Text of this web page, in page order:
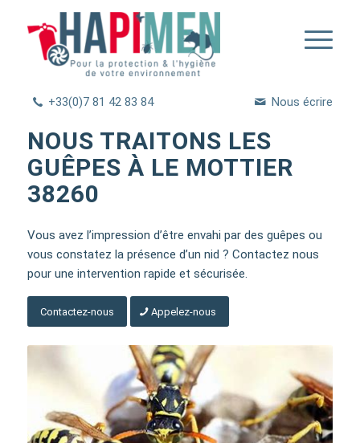
+33(0)7 81 42 83 84 Nous écrire
NOUS TRAITONS LES
GUÊPES À LE MOTTIER
38260
Vous avez l’impression d’être envahi par des guêpes ou
vous constatez la présence d’un nid ? Contactez nous
pour une intervention rapide et sécurisée.
Contactez-nous Appelez-nous